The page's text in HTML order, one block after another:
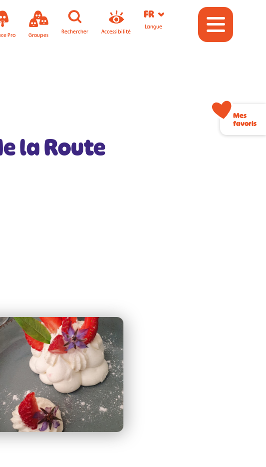
Pro Groupes Rechercher Accessibilité
FR
Langue
la Route
Mes
favoris